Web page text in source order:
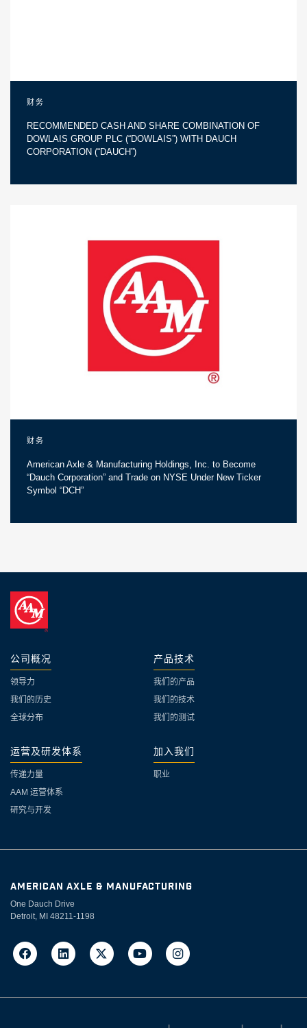
财务
RECOMMENDED CASH AND SHARE COMBINATION OF
DOWLAIS GROUP PLC (“DOWLAIS”) WITH DAUCH
CORPORATION (“DAUCH”)
财务
American Axle & Manufacturing Holdings, Inc. to Become
“Dauch Corporation” and Trade on NYSE Under New Ticker
Symbol “DCH”
公司概况
领导力
我们的历史
全球分布
产品技术
我们的产品
我们的技术
我们的测试
运营及研发体系
传递力量
AAM 运营体系
研究与开发
加入我们
职业
AMERICAN AXLE & MANUFACTURING
One Dauch Drive
Detroit, MI 48211-1198